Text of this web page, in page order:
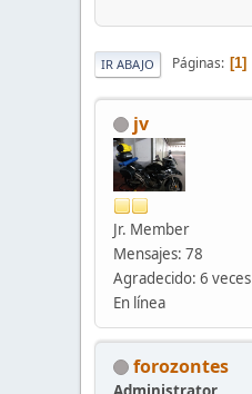
IR ABAJO Páginas 1
jv
Jr. Member
Mensajes: 78
Agradecido: 6 veces
En línea
forozontes